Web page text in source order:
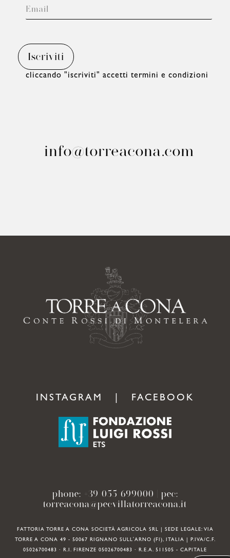
cliccando "iscriviti" accetti termini e condizioni
info@torreacona.com
INSTAGRAM FACEBOOK
phone: +39 055 699000 | pec:
torreacona@pecvillatorreacona.it
FATTORIA TORRE A CONA SOCIETÀ AGRICOLA SRL | SEDE LEGALE: VIA
TORRE A CONA 49 - 50067 RIGNANO SULL'ARNO (FI), ITALIA | P.IVA/C.F.
05026700483 · R.I. FIRENZE 05026700483 · R.E.A. 511505 - CAPITALE